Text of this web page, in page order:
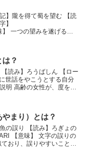
】
？
まり）とは？
の